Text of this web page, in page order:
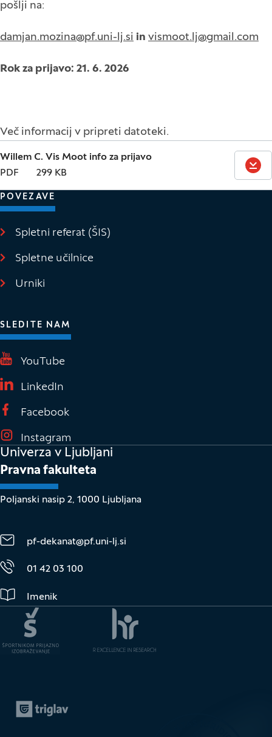
pošlji na:
damjan.mozina@pf.uni-lj.si in vismoot.lj@gmail.com
Rok za prijavo: 21. 6. 2026
Več informacij v pripreti datoteki.
Willem C. Vis Moot info za prijavo
PDF
299 KB
POVEZAVE
Spletni referat (ŠIS)
Spletne učilnice
Urniki
SLEDITE NAM
YouTube
LinkedIn
Facebook
Instagram
Univerza v Ljubljani
Pravna fakulteta
Poljanski nasip 2, 1000 Ljubljana
pf-dekanat@pf.uni-lj.si
01 42 03 100
Imenik